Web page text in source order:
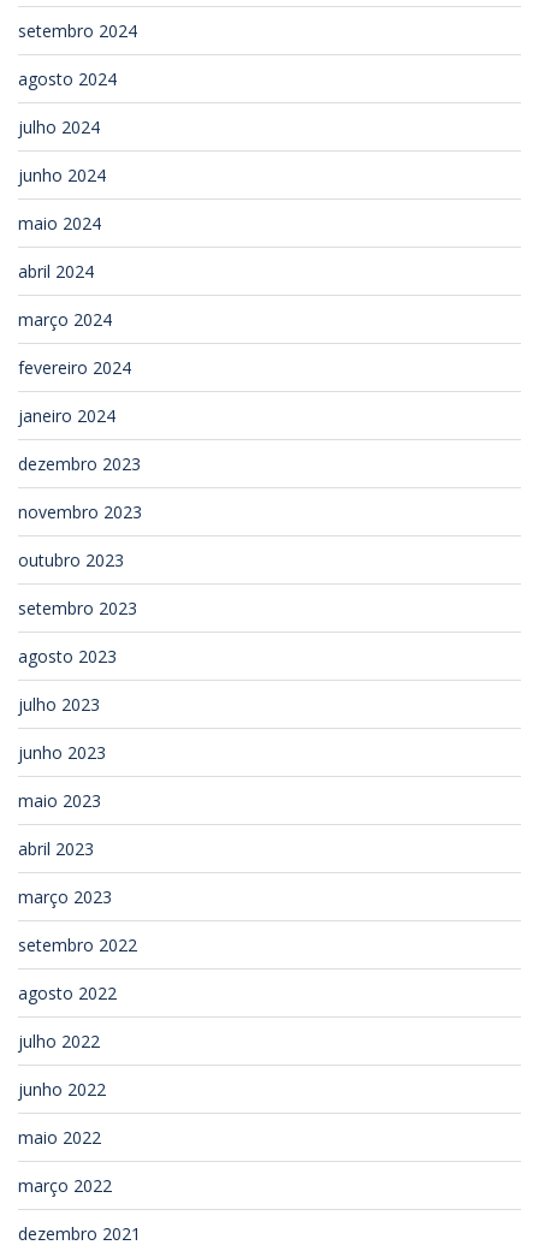
setembro 2024
agosto 2024
julho 2024
junho 2024
maio 2024
abril 2024
março 2024
fevereiro 2024
janeiro 2024
dezembro 2023
novembro 2023
outubro 2023
setembro 2023
agosto 2023
julho 2023
junho 2023
maio 2023
abril 2023
março 2023
setembro 2022
agosto 2022
julho 2022
junho 2022
maio 2022
março 2022
dezembro 2021